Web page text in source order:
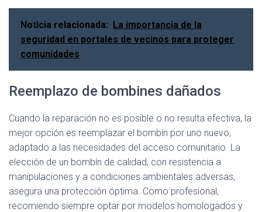
Noticia relacionada: La importancia de la
seguridad en portales de vecinos para proteger
comunidades
Reemplazo de bombines dañados
Cuando la reparación no es posible o no resulta efectiva, la
mejor opción es reemplazar el bombín por uno nuevo,
adaptado a las necesidades del acceso comunitario. La
elección de un bombín de calidad, con resistencia a
manipulaciones y a condiciones ambientales adversas,
asegura una protección óptima. Como profesional,
recomiendo siempre optar por modelos homologados y